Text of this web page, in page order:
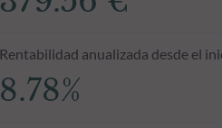
Rentabilidad anualizada desde el
8.78%